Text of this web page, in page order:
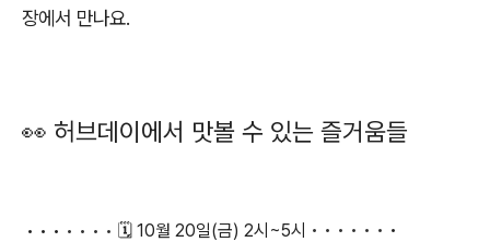
장에서 만나요.
👀 허브데이에서 맛볼 수 있는 즐거움들
• • • • • • • 🗓️ 10월 20일(금) 2시~5시 • • • • • • •